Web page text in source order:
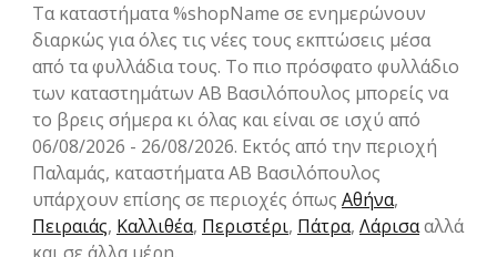
Τα καταστήματα %shopName σε ενημερώνουν
διαρκώς για όλες τις νέες τους εκπτώσεις μέσα
από τα φυλλάδια τους. Το πιο πρόσφατο φυλλάδιο
των καταστημάτων ΑΒ Βασιλόπουλος μπορείς να
το βρεις σήμερα κι όλας και είναι σε ισχύ από
06/08/2026 - 26/08/2026. Εκτός από την περιοχή
Παλαμάς, καταστήματα ΑΒ Βασιλόπουλος
υπάρχουν επίσης σε περιοχές όπως Αθήνα,
Πειραιάς, Καλλιθέα, Περιστέρι, Πάτρα, Λάρισααλλά